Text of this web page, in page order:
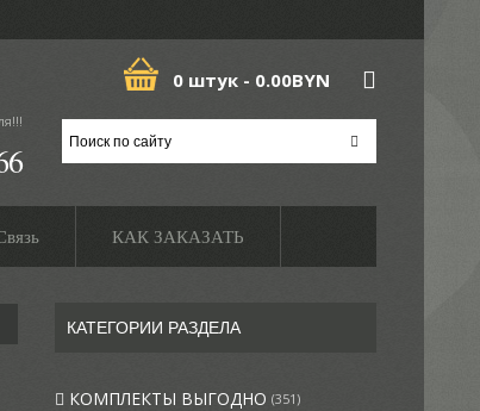
0 штук - 0.00BYN
КАК ЗАКАЗАТЬ
КАТЕГОРИИ РАЗДЕЛА
КОМПЛЕКТЫ ВЫГОДНО (351)